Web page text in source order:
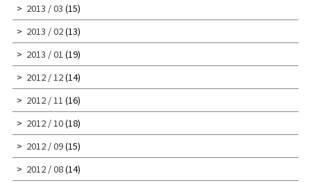
2013 / 03 (15)
2013 / 02(13)
2013 / 01 (19)
2012 / 12(14)
2012 / 11 (16)
2012 / 10(18)
2012 / 09(15)
2012 / 08(14)